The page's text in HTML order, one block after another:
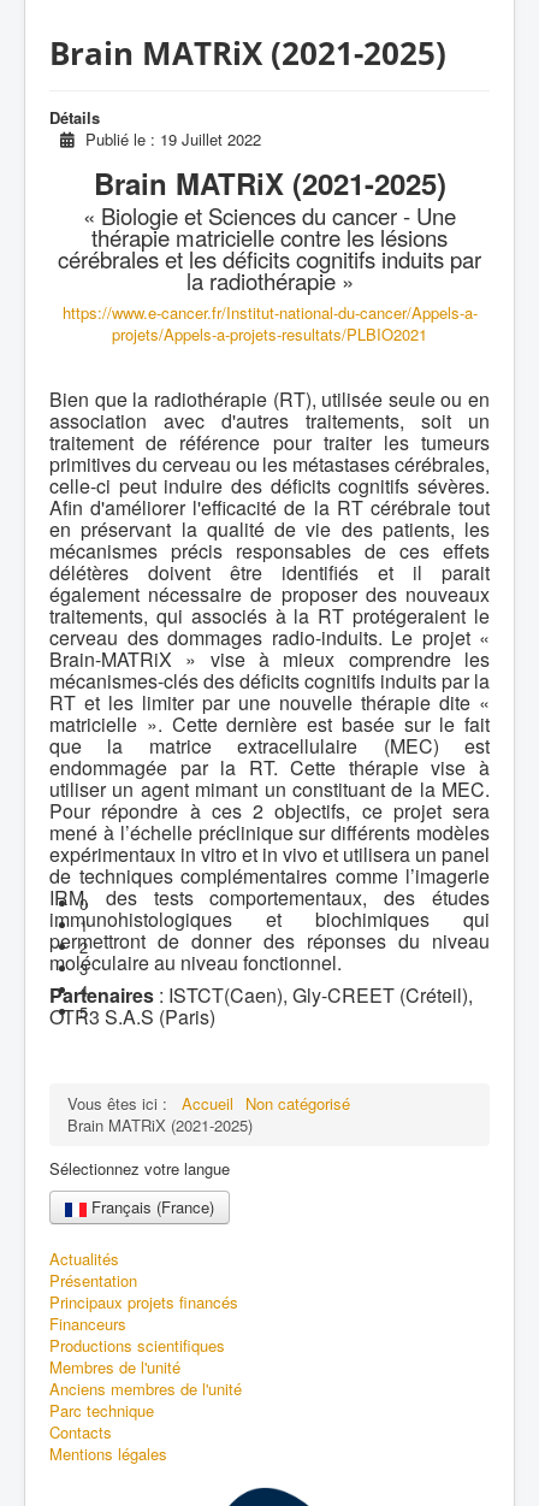
0
1
2
3
4
5
Brain MATRiX (2021-2025)
Détails
Publié le : 19 Juillet 2022
Brain MATRiX (2021-2025)
« Biologie et Sciences du cancer - Une
thérapie matricielle contre les lésions
cérébrales et les déficits cognitifs induits par
la radiothérapie »
https://www.e-cancer.fr/Institut-national-du-cancer/Appels-a-
projets/Appels-a-projets-resultats/PLBIO2021
Bien que la radiothérapie (RT), utilisée seule ou en
association avec d'autres traitements, soit un
traitement de référence pour traiter les tumeurs
primitives du cerveau ou les métastases cérébrales,
celle-ci peut induire des déficits cognitifs sévères.
Afin d'améliorer l'efficacité de la RT cérébrale tout
en préservant la qualité de vie des patients, les
mécanismes précis responsables de ces effets
délétères doivent être identifiés et il parait
également nécessaire de proposer des nouveaux
traitements, qui associés à la RT protégeraient le
cerveau des dommages radio-induits. Le projet «
Brain-MATRiX » vise à mieux comprendre les
mécanismes-clés des déficits cognitifs induits par la
RT et les limiter par une nouvelle thérapie dite «
matricielle ». Cette dernière est basée sur le fait
que la matrice extracellulaire (MEC) est
endommagée par la RT. Cette thérapie vise à
utiliser un agent mimant un constituant de la MEC.
Pour répondre à ces 2 objectifs, ce projet sera
mené à l’échelle préclinique sur différents modèles
expérimentaux in vitro et in vivo et utilisera un panel
de techniques complémentaires comme l’imagerie
IRM, des tests comportementaux, des études
immunohistologiques et biochimiques qui
permettront de donner des réponses du niveau
moléculaire au niveau fonctionnel.
Partenaires : ISTCT(Caen), Gly-CREET (Créteil),
OTR3 S.A.S (Paris)
Vous êtes ici : Accueil
Non catégorisé
Brain MATRiX (2021-2025)
Sélectionnez votre langue
Français (France)
Actualités
Présentation
Principaux projets financés
Financeurs
Productions scientifiques
Membres de l'unité
Anciens membres de l'unité
Parc technique
Contacts
Mentions légales